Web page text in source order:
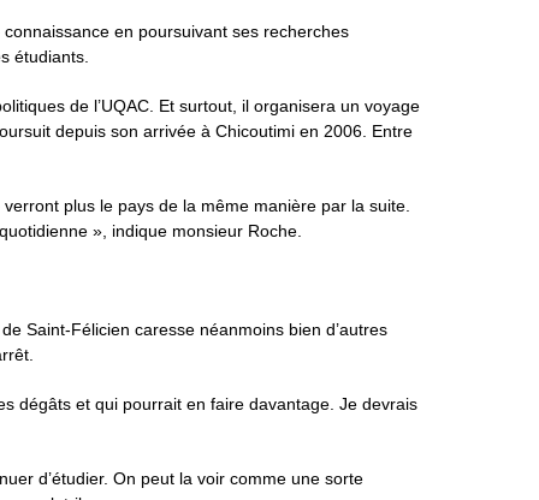
en poursuivant ses recherches
étudiants.
de l’UQAC. Et surtout, il organisera un voyage
depuis son arrivée à Chicoutimi en 2006. Entre
plus le pays de la même manière par la suite.
», indique monsieur Roche.
Saint-Félicien caresse néanmoins bien d’autres
dégâts et qui pourrait en faire davantage. Je devrais
d’étudier. On peut la voir comme une sorte